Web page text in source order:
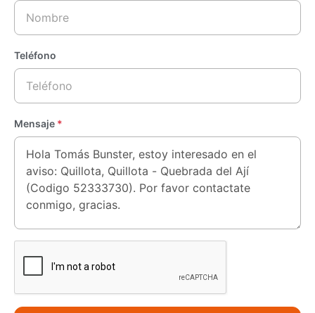
[Use el formulario de contacto o los medios de contacto
disponibles]
Teléfono
Mensaje *